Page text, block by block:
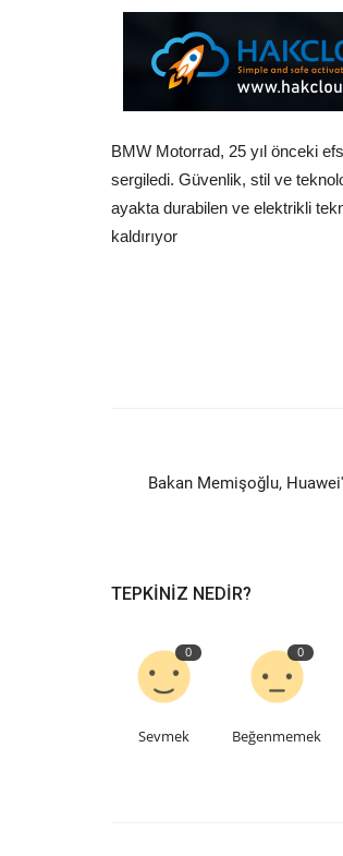
BMW Motorrad, 25 yıl önceki
sergiledi. Güvenlik, stil ve
ayakta durabilen ve elektrikli
kaldırıyor
Bakan Memişoğlu,
TEPKINIZ NEDIR?
0
Sevmek
0
Beğenmemek